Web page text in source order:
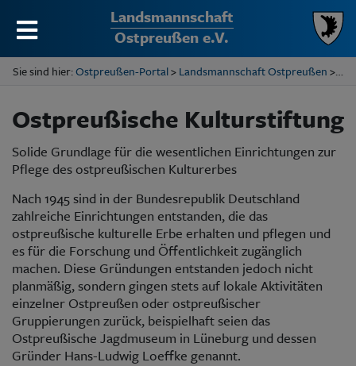
Landsmannschaft
Ostpreußen e.V.
Sie sind hier:Ostpreußen-Portal>Landsmannschaft Ostpreußen> Ostpr. Kulturstiftung
Ostpreußische Kulturstiftung
Solide Grundlage für die wesentlichen Einrichtungen zur
Pflege des ostpreußischen Kulturerbes
Nach 1945 sind in der Bundesrepublik Deutschland
zahlreiche Einrichtungen entstanden, die das
ostpreußische kulturelle Erbe erhalten und pflegen und
es für die Forschung und Öffentlichkeit zugänglich
machen. Diese Gründungen entstanden jedoch nicht
planmäßig, sondern gingen stets auf lokale Aktivitäten
einzelner Ostpreußen oder ostpreußischer
Gruppierungen zurück, beispielhaft seien das
Ostpreußische Jagdmuseum in Lüneburg und dessen
Gründer Hans-Ludwig Loeffke genannt.